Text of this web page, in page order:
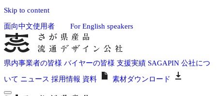
Skip to content
面向中文使用者 For English speakers
県内事業者の皆様 バイヤーの皆様 支援実績 SAGAPIN 公社につ
いて ニュース 採用情報 資料 素材ダウンロード